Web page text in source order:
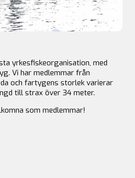
yrkesfiskeorganisation, med
Vi har medlemmar från
och fartygens storlek varierar
till strax över 34 meter.
som medlemmar!